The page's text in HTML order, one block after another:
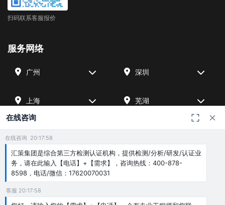
扫码联系客服报价
服务网络
广州 深圳
上海 芜湖
四川 宁波
北京 武汉
友情链接
在线咨询
在线咨询 20:17:58
汇策集团是综合第三方检测认证机构，提供检测/分析/研发/认证业
务，请在此输入【电话】+【需求】，咨询热线：400-878-
8598，电话/微信：17620070031
客服 20:17:58